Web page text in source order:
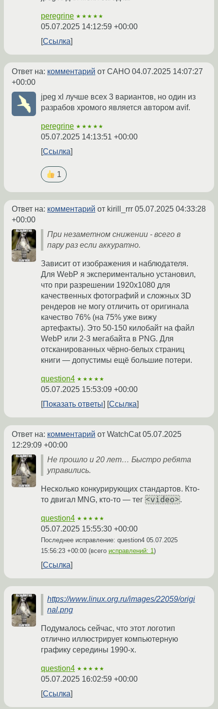
peregrine ★★★★★
05.07.2025 14:12:59 +00:00
Ссылка
Ответ на: комментарий от CAHO 04.07.2025 14:07:27
+00:00
jpeg xl лучше всех 3 вариантов, но один из
разрабов хромого является автором avif.
peregrine ★★★★★
05.07.2025 14:13:51 +00:00
Ссылка
1
Ответ на: комментарий от kirill_rrr 05.07.2025 04:33:28
+00:00
При незаметном снижении - всего в
пару раз если аккуратно.
Зависит от изображения и наблюдателя.
Для WebP я экспериментально установил,
что при разрешении 1920x1080 для
качественных фотографий и сложных 3D
рендеров не могу отличить от оригинала
качество 76% (на 75% уже вижу
артефакты). Это 50-150 килобайт на файл
WebP или 2-3 мегабайта в PNG. Для
отсканированных чёрно-белых страниц
книги — допустимы ещё большие потери.
question4 ★★★★★
05.07.2025 15:53:09 +00:00
Показать ответы
Ссылка
Ответ на: комментарий от WatchCat05.07.2025
12:29:09 +00:00
Не прошло и 20 лет… Быстро ребята
управились.
Несколько конкурирующих стандартов. Кто-
то двигал MNG, кто-то — тег <video>.
question4 ★★★★★
05.07.2025 15:55:30 +00:00
Последнее исправление: question4 05.07.2025
15:56:23 +00:00 (всего исправлений: 1)
Ссылка
https://www.linux.org.ru/images/22059/origi
nal.png
Подумалось сейчас, что этот логотип
отлично иллюстрирует компьютерную
графику середины 1990-х.
question4 ★★★★★
05.07.2025 16:02:59 +00:00
Ссылка